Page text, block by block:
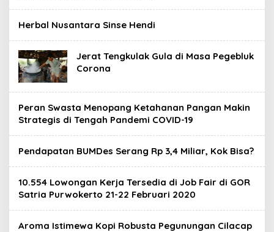
Herbal Nusantara Sinse Hendi
Jerat Tengkulak Gula di Masa Pegebluk
Corona
Peran Swasta Menopang Ketahanan Pangan Makin
Strategis di Tengah Pandemi COVID-19
Pendapatan BUMDes Serang Rp 3,4 Miliar, Kok Bisa?
10.554 Lowongan Kerja Tersedia di Job Fair di GOR
Satria Purwokerto 21-22 Februari 2020
Aroma Istimewa Kopi Robusta Pegunungan Cilacap